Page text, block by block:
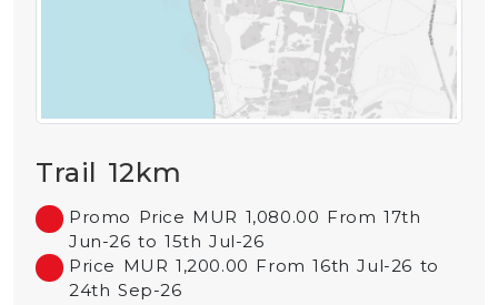
Trail 12km
Promo Price MUR 1,080.00 From 17th
Jun-26 to 15th Jul-26
Price MUR 1,200.00 From 16th Jul-26 to
24th Sep-26